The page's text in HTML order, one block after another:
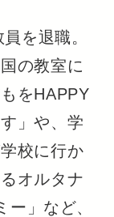
を退職。
の教室に
をHAPPY
」や、学
校に行か
オルタナ
」など、